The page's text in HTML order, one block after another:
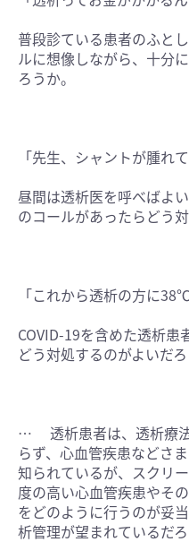
普段診ている患者のふと
ルに想像しながら、十分
ろうか。
「先生、シャントが腫れ
昼間は透析医を呼べばよ
のコールがあったらどう対
「これから透析の方に
COVID-19を含めた透析
どう対処するのがよいだろ
… 透析患者は、透析療
らず、心血管疾患などさ
知られているが、スクリ
度の高い心血管疾患やそ
をどのように行うのが妥
析管理が望まれているだろ